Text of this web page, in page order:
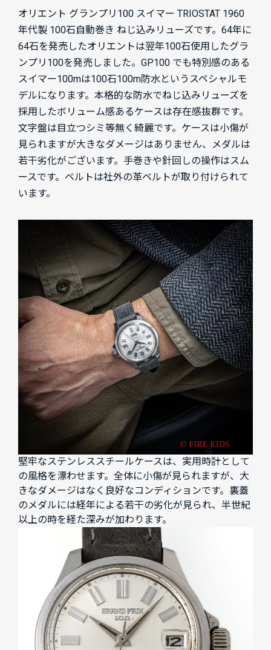
オリエント グランプリ100 スイマー TRIOSTAT 1960
年代製 100石自動巻き ねじ込みリューズです。64年に
64石を発売したオリエントは翌年100石使用したグラ
ンプリ100を発売しました。GP100 でも特別感のある
スイマー100mは100石100m防水というスペシャルモ
デルになります。本格的な防水でねじ込みリューズを
採用したボリューム感あるケースは存在感抜群です。
文字盤は目立つシミ等無く綺麗です。ケースは小傷が
見られますが大きなダメージはありません、メダルは
若干劣化がございます。手巻きや針回しの操作はスム
ースです。ベルトは社外の革ベルトが取り付けられて
います。
堅牢なステンレススチールケースは、実用時計として
の風格を漂わせます。全体に小傷が見られますが、大
きなダメージはなく良好なコンディションです。裏蓋
のメダルには経年による若干の劣化が見られ、半世紀
以上の時を経た深みが加わります。